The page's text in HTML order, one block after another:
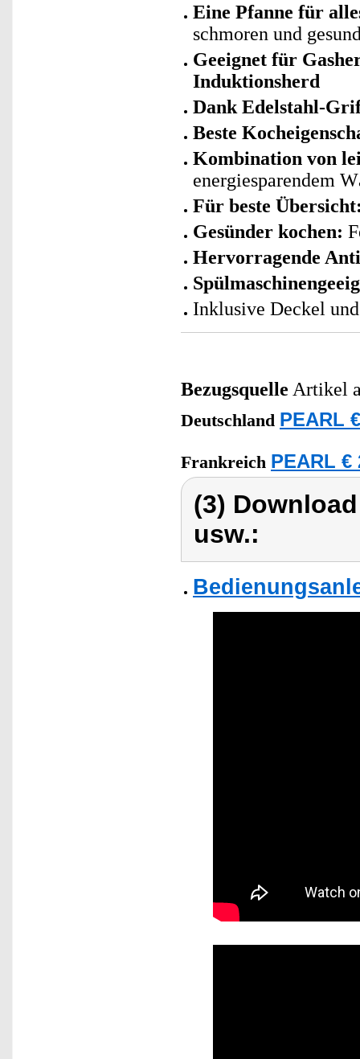
Eine Pfanne für
schmoren und
Geeignet für
Induktionsherd
Dank Edelstahl-
Beste
Kombination von
energiesparendem
Für beste
Gesünder kochen:
Hervorragende
Inklusive Deckel
Bezugsquelle Artikel
Deutschland PEARL
Frankreich PEARL €
(3)
usw.: